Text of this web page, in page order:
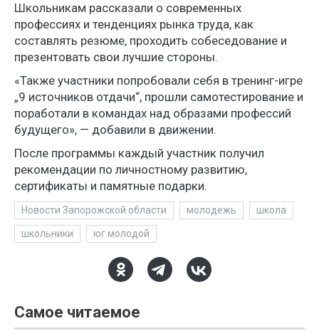
Школьникам рассказали о современных
профессиях и тенденциях рынка труда, как
составлять резюме, проходить собеседование и
презентовать свои лучшие стороны.
«Также участники попробовали себя в тренинг-игре
„9 источников отдачи“, прошли самотестирование и
поработали в командах над образами профессий
будущего», — добавили в движении.
После программы каждый участник получил
рекомендации по личностному развитию,
сертификаты и памятные подарки.
Новости Запорожской области молодежь школа
школьники юг молодой
Самое читаемое